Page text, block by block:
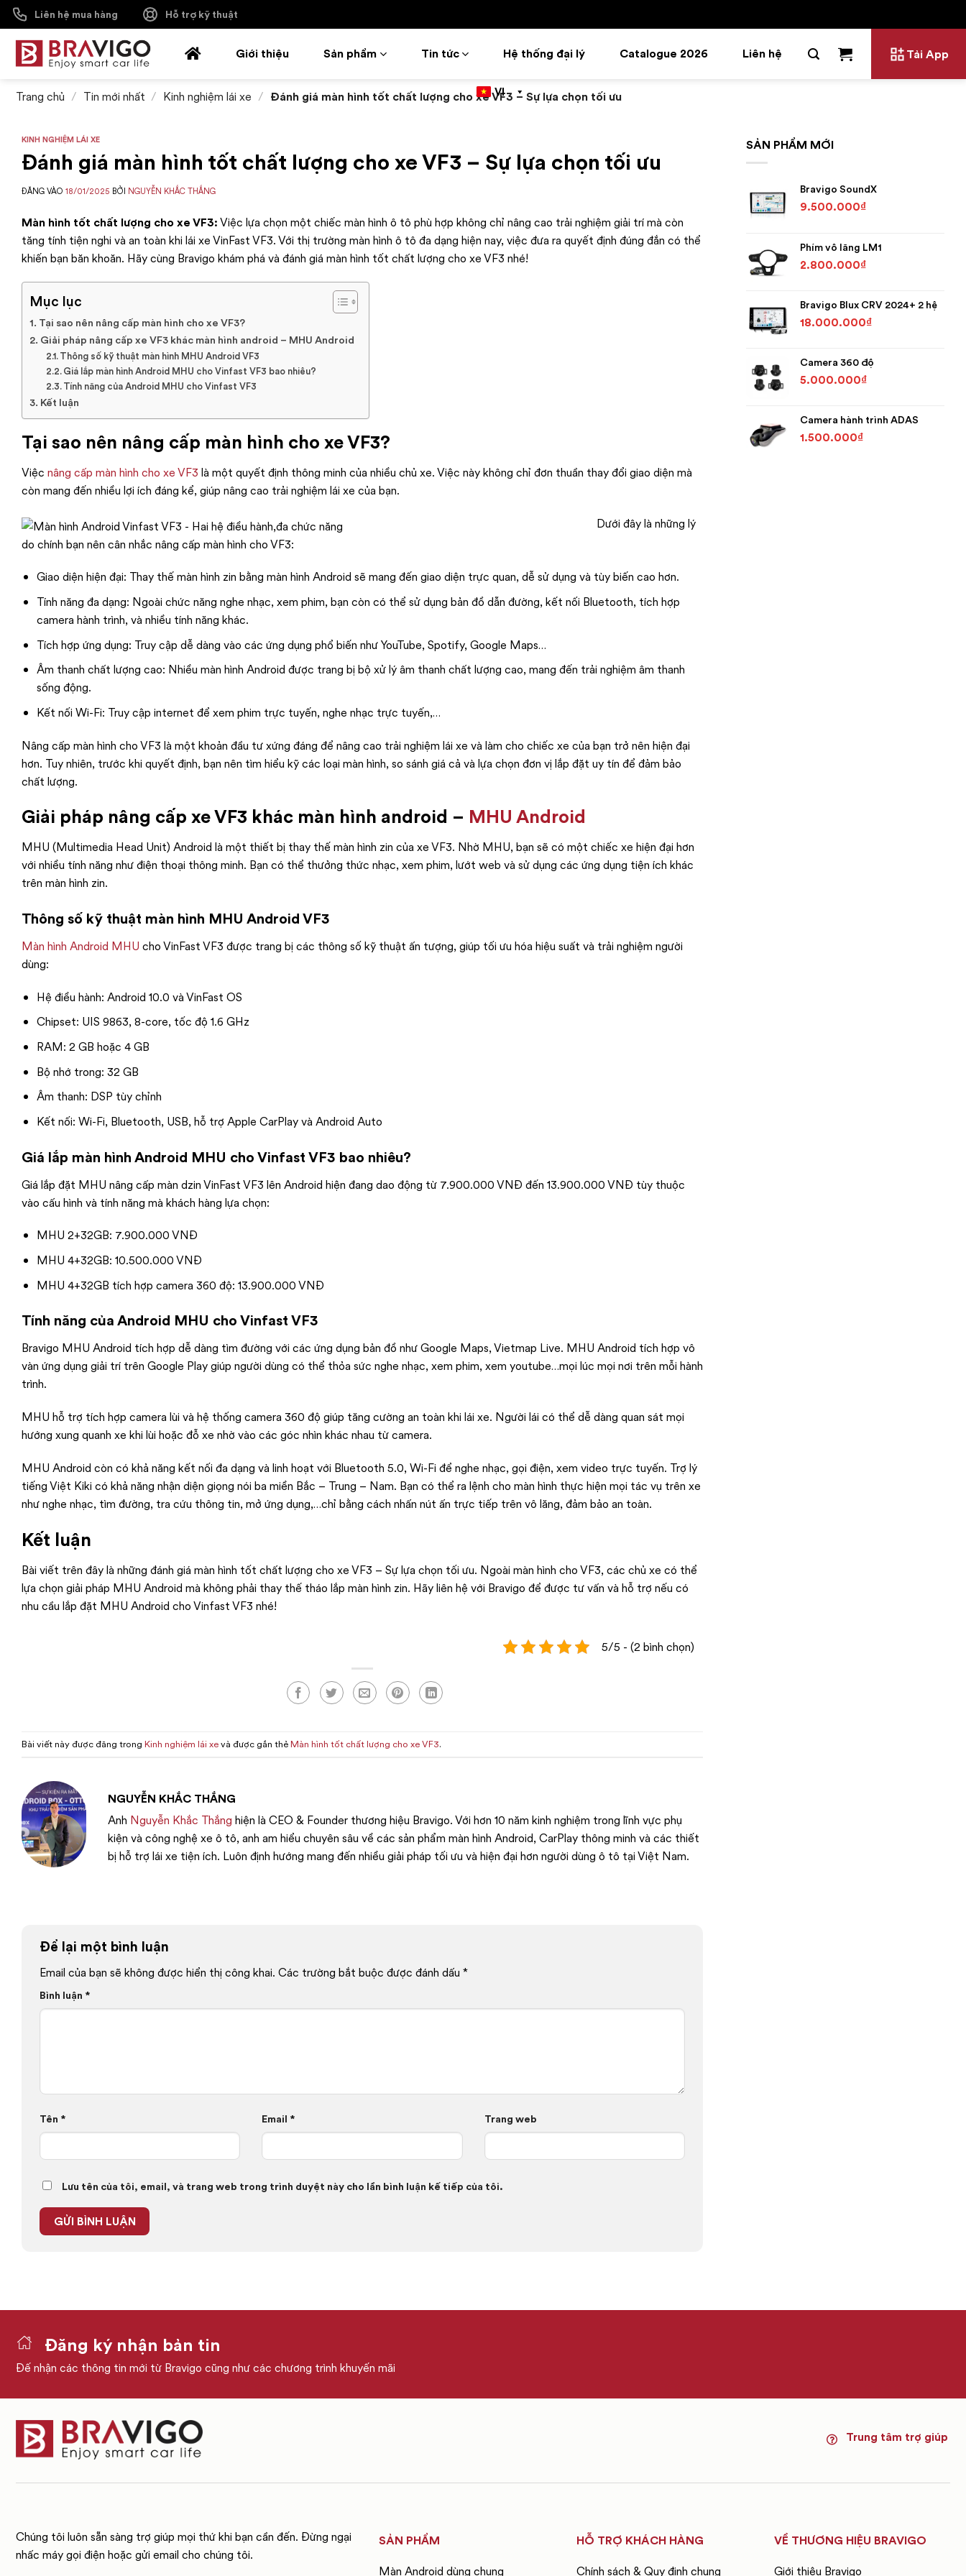
qua
dung
Liên hệ mua hàng Hỗ trợ kỹ thuật
Giới thiệu Sản phẩm Tin tức Hệ thống đại lý Catalogue 2026 Liên hệ
VI
Tải App
Trang chủ / Tin mới nhất / Kinh nghiệm lái xe / Đánh giá màn hình tốt chất lượng cho xe VF3 – Sự lựa chọn tối ưu
KINH NGHIỆM LÁI XE
Đánh giá màn hình tốt chất lượng cho xe VF3 – Sự lựa chọn tối ưu
ĐĂNG VÀO 18/01/2025 BỞI NGUYỄN KHẮC THẮNG
Màn hình tốt chất lượng cho xe VF3:Việc lựa chọn một chiếc màn hình ô tô phù hợp không chỉ nâng cao trải nghiệm giải trí mà còn
tăng tính tiện nghi và an toàn khi lái xe VinFast VF3. Với thị trường màn hình ô tô đa dạng hiện nay, việc đưa ra quyết định đúng đắn có thể
khiến bạn băn khoăn. Hãy cùng Bravigo khám phá và đánh giá màn hình tốt chất lượng cho xe VF3 nhé!
Mục lục
Tại sao nên nâng cấp màn hình cho xe VF3?
Giải pháp nâng cấp xe VF3 khác màn hình android – MHU Android
Thông số kỹ thuật màn hình MHU Android VF3
Giá lắp màn hình Android MHU cho Vinfast VF3 bao nhiêu?
Tính năng của Android MHU cho Vinfast VF3
Kết luận
Tại sao nên nâng cấp màn hình cho xe VF3?
Việc nâng cấp màn hình cho xe VF3 là một quyết định thông minh của nhiều chủ xe. Việc này không chỉ đơn thuần thay đổi giao diện mà
còn mang đến nhiều lợi ích đáng kể, giúp nâng cao trải nghiệm lái xe của bạn.
Dưới đây là những lý
do chính bạn nên cân nhắc nâng cấp màn hình cho VF3:
Giao diện hiện đại: Thay thế màn hình zin bằng màn hình Android sẽ mang đến giao diện trực quan, dễ sử dụng và tùy biến cao hơn.
Tính năng đa dạng: Ngoài chức năng nghe nhạc, xem phim, bạn còn có thể sử dụng bản đồ dẫn đường, kết nối Bluetooth, tích hợp
camera hành trình, và nhiều tính năng khác.
Tích hợp ứng dụng: Truy cập dễ dàng vào các ứng dụng phổ biến như YouTube, Spotify, Google Maps…
Âm thanh chất lượng cao: Nhiều màn hình Android được trang bị bộ xử lý âm thanh chất lượng cao, mang đến trải nghiệm âm thanh
sống động.
Kết nối Wi-Fi: Truy cập internet để xem phim trực tuyến, nghe nhạc trực tuyến,…
Nâng cấp màn hình cho VF3 là một khoản đầu tư xứng đáng để nâng cao trải nghiệm lái xe và làm cho chiếc xe của bạn trở nên hiện đại
hơn. Tuy nhiên, trước khi quyết định, bạn nên tìm hiểu kỹ các loại màn hình, so sánh giá cả và lựa chọn đơn vị lắp đặt uy tín để đảm bảo
chất lượng.
Giải pháp nâng cấp xe VF3 khác màn hình android – MHU Android
MHU (Multimedia Head Unit) Android là một thiết bị thay thế màn hình zin của xe VF3. Nhờ MHU, bạn sẽ có một chiếc xe hiện đại hơn
với nhiều tính năng như điện thoại thông minh. Bạn có thể thưởng thức nhạc, xem phim, lướt web và sử dụng các ứng dụng tiện ích khác
trên màn hình zin.
Thông số kỹ thuật màn hình MHU Android VF3
Màn hình Android MHU cho VinFast VF3 được trang bị các thông số kỹ thuật ấn tượng, giúp tối ưu hóa hiệu suất và trải nghiệm người
dùng:
Hệ điều hành: Android 10.0 và VinFast OS
Chipset: UIS 9863, 8-core, tốc độ 1.6 GHz
RAM: 2 GB hoặc 4 GB
Bộ nhớ trong: 32 GB
Âm thanh: DSP tùy chỉnh
Kết nối: Wi-Fi, Bluetooth, USB, hỗ trợ Apple CarPlay và Android Auto
Giá lắp màn hình Android MHU cho Vinfast VF3 bao nhiêu?
Giá lắp đặt MHU nâng cấp màn dzin VinFast VF3 lên Android hiện đang dao động từ 7.900.000 VNĐ đến 13.900.000 VNĐ tùy thuộc
vào cấu hình và tính năng mà khách hàng lựa chọn:
MHU 2+32GB: 7.900.000 VNĐ
MHU 4+32GB: 10.500.000 VNĐ
MHU 4+32GB tích hợp camera 360 độ: 13.900.000 VNĐ
Tính năng của Android MHU cho Vinfast VF3
Bravigo MHU Android tích hợp dễ dàng tìm đường với các ứng dụng bản đồ như Google Maps, Vietmap Live. MHU Android tích hợp vô
vàn ứng dụng giải trí trên Google Play giúp người dùng có thể thỏa sức nghe nhạc, xem phim, xem youtube…mọi lúc mọi nơi trên mỗi hành
trình.
MHU hỗ trợ tích hợp camera lùi và hệ thống camera 360 độ giúp tăng cường an toàn khi lái xe. Người lái có thể dễ dàng quan sát mọi
hướng xung quanh xe khi lùi hoặc đỗ xe nhờ vào các góc nhìn khác nhau từ camera.
MHU Android còn có khả năng kết nối đa dạng và linh hoạt với Bluetooth 5.0, Wi-Fi để nghe nhạc, gọi điện, xem video trực tuyến. Trợ lý
tiếng Việt Kiki có khả năng nhận diện giọng nói ba miền Bắc – Trung – Nam. Bạn có thể ra lệnh cho màn hình thực hiện mọi tác vụ trên xe
như nghe nhạc, tìm đường, tra cứu thông tin, mở ứng dụng,…chỉ bằng cách nhấn nút ấn trực tiếp trên vô lăng, đảm bảo an toàn.
Kết luận
Bài viết trên đây là những đánh giá màn hình tốt chất lượng cho xe VF3 – Sự lựa chọn tối ưu. Ngoài màn hình cho VF3, các chủ xe có thể
lựa chọn giải pháp MHU Android mà không phải thay thế tháo lắp màn hình zin. Hãy liên hệ với Bravigo để được tư vấn và hỗ trợ nếu có
nhu cầu lắp đặt MHU Android cho Vinfast VF3 nhé!
5/5 - (2 bình chọn)
Bài viết này được đăng trong Kinh nghiệm lái xevà được gắn thẻMàn hình tốt chất lượng cho xe VF3.
NGUYỄN KHẮC THẮNG
Anh Nguyễn Khắc Thắng hiện là CEO & Founder thương hiệu Bravigo. Với hơn 10 năm kinh nghiệm trong lĩnh vực phụ
kiện và công nghệ xe ô tô, anh am hiểu chuyên sâu về các sản phẩm màn hình Android, CarPlay thông minh và các thiết
bị hỗ trợ lái xe tiện ích. Luôn định hướng mang đến nhiều giải pháp tối ưu và hiện đại hơn người dùng ô tô tại Việt Nam.
Để lại một bình luận
Email của bạn sẽ không được hiển thị công khai. Các trường bắt buộc được đánh dấu*
Bình luận *
Tên * Email * Trang web
Lưu tên của tôi, email, và trang web trong trình duyệt này cho lần bình luận kế tiếp của tôi.
SẢN PHẨM MỚI
Bravigo SoundX
9.500.000₫
Phím vô lăng LM1
2.800.000₫
Bravigo Blux CRV 2024+ 2 hệ
18.000.000₫
Camera 360 độ
5.000.000₫
Camera hành trình ADAS
1.500.000₫
Đăng ký nhận bản tin
Đế nhận các thông tin mới từ Bravigo cũng như các chương trình khuyến mãi
Trung tâm trợ giúp
Chúng tôi luôn sẵn sàng trợ giúp mọi thứ khi bạn cần đến. Đừng ngại
nhấc máy gọi điện hoặc gửi email cho chúng tôi.
SẢN PHẨM
Màn Android dùng chung
HỖ TRỢ KHÁCH HÀNG
Chính sách & Quy định chung
VỀ THƯƠNG HIỆU BRAVIGO
Giới thiệu Bravigo